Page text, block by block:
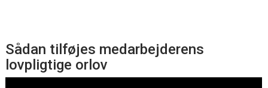
Sådan tilføjes medarbejderens
lovpligtige orlov